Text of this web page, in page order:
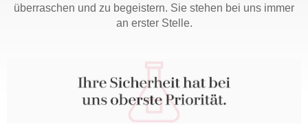
überraschen und zu begeistern. Sie stehen bei uns immer
an erster Stelle.